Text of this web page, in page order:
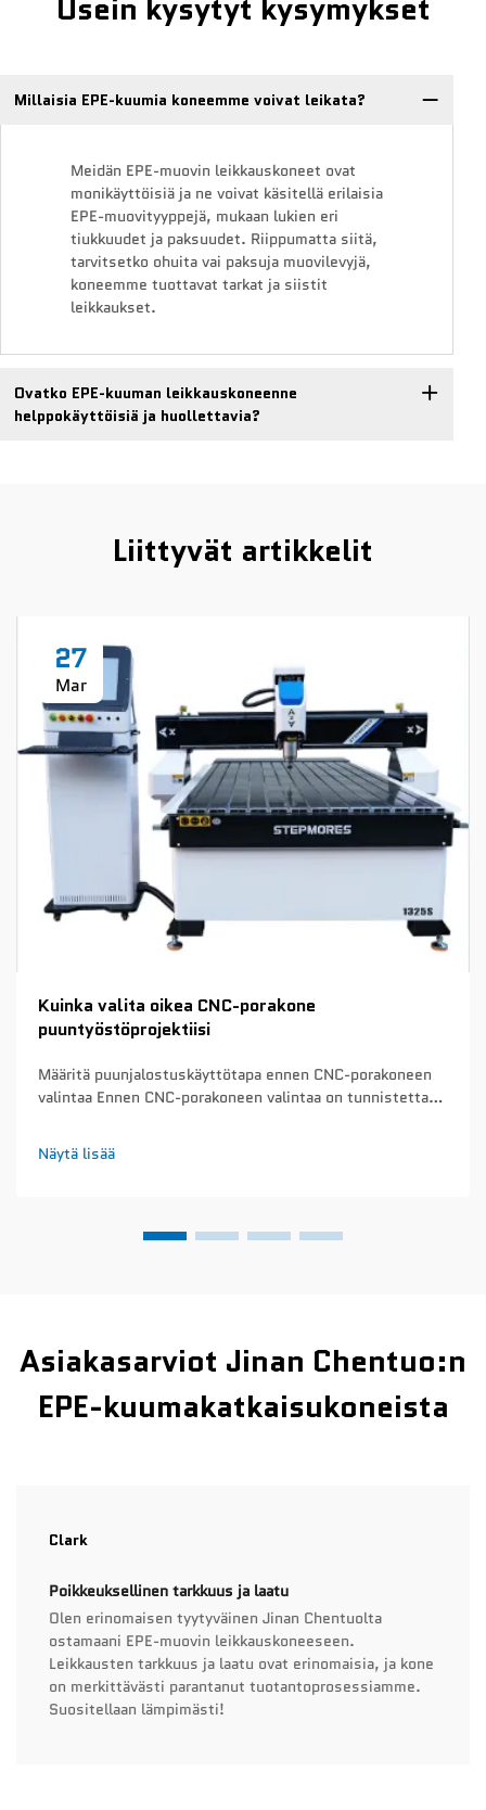
Millaisia EPE-kuumia koneemme voivat leikata?
Meidän EPE-muovin leikkauskoneet ovat
monikäyttöisiä ja ne voivat käsitellä erilaisia
EPE-muovityyppejä, mukaan lukien eri
tiukkuudet ja paksuudet. Riippumatta siitä,
tarvitsetko ohuita vai paksuja muovilevyjä,
koneemme tuottavat tarkat ja siistit
leikkaukset.
Ovatko EPE-kuuman leikkauskoneenne
helppokäyttöisiä ja huollettavia?
Liittyvät artikkelit
27
Mar
Kuinka valita oikea CNC-porakone
puuntyöstöprojektiisi
Määritä puunjalostuskäyttötapa ennen CNC-porakoneen
valintaa Ennen CNC-porakoneen valintaa on tunnistettava
vaihe estää turhia kustannuksia tarpeettomien
ominaisuuksien hankinnassa tai välttämättömien
Näytä lisää
Asiakasarviot Jinan Chentuo:n
EPE-kuumakatkaisukoneista
Clark
Poikkeuksellinen tarkkuus ja laatu
Olen erinomaisen tyytyväinen Jinan Chentuolta
ostamaani EPE-muovin leikkauskoneeseen.
Leikkausten tarkkuus ja laatu ovat erinomaisia, ja kone
on merkittävästi parantanut tuotantoprosessiamme.
Suositellaan lämpimästi!